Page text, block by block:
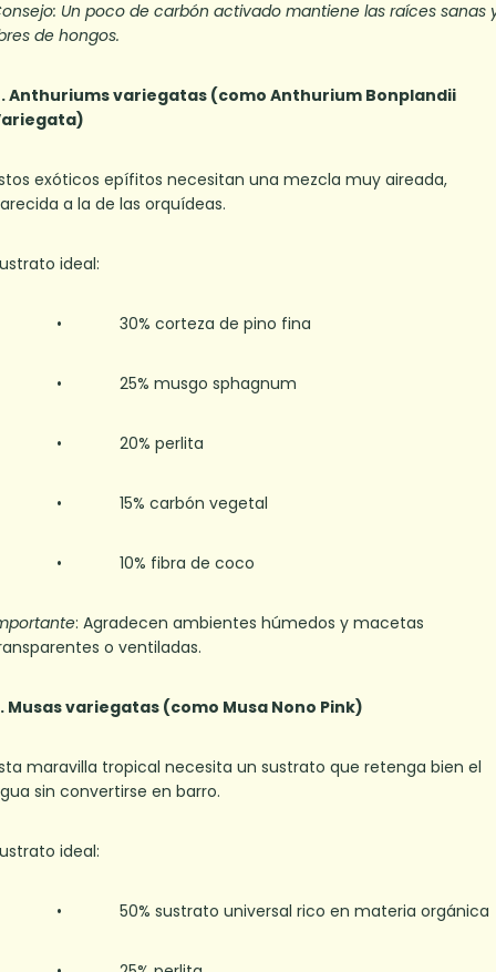
Un poco de carbón activado mantiene las raíces sanas
de hongos.
Anthuriums variegatas (como Anthurium Bonplandii
exóticos epífitos necesitan una mezcla muy aireada,
a la de las orquídeas.
ideal:
30% corteza de pino fina
25% musgo sphagnum
20% perlita
15% carbón vegetal
10% fibra de coco
: Agradecen ambientes húmedos y macetas
o ventiladas.
Musas variegatas (como Musa Nono Pink)
maravilla tropical necesita un sustrato que retenga bien el
sin convertirse en barro.
ideal:
50% sustrato universal rico en materia orgánica